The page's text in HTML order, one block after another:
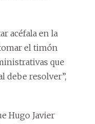
acéfala en la
el timón
que
debe resolver”,
Hugo Javier